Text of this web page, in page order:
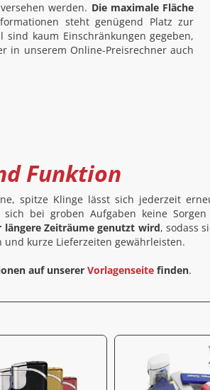
werden. Die maximale Fläche
steht genügend Platz zur
kaum Einschränkungen gegeben,
in unserem Online-Preisrechner auch
Funktion
spitze Klinge lässt sich jederzeit
bei groben Aufgaben keine
Zeiträume genutzt wird, sodass
kurze Lieferzeiten gewährleisten.
auf unserer Vorlagenseite finden.